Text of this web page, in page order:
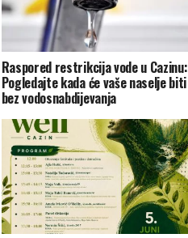
Raspored restrikcija vode u Cazinu:
Pogledajte kada će vaše naselje biti
bez vodosnabdijevanja